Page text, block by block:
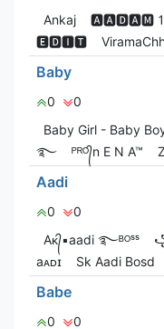
Ankaj
🅰🅰🅳🅰🅼
🅴🅳🅸🆃
Baby
0
0
Baby Girl - Baby
࿐
ᴾᴿᴼ᭄n E N A™
Aadi
0
0
Aᴋ᭄▪aadi ࿐ᴮᴼˢˢ
aᴀᴅɪ
Sk Aadi Bosd
Babe
0
0